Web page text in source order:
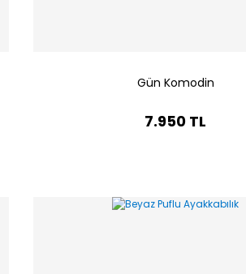
Gün Komodin
7.950 TL